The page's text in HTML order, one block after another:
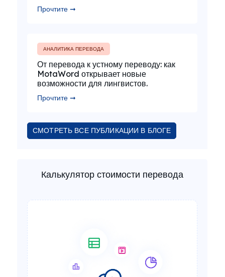
Прочтите ➞
АНАЛИТИКА ПЕРЕВОДА
От перевода к устному переводу: как
MotaWord открывает новые
возможности для лингвистов.
Прочтите ➞
СМОТРЕТЬ ВСЕ ПУБЛИКАЦИИ В БЛОГЕ
Калькулятор стоимости перевода